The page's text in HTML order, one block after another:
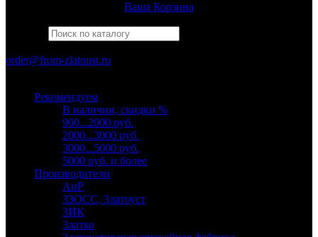
Ваша Корзина
order@from-zlatoust.ru
Рекомендуем
В наличии, скидки %
900...2000 руб.
2000...3000 руб.
3000...5000 руб.
5000 руб. и более
Производители
АиР
ЗЗОСС, Златоуст
ЗИК
Златко